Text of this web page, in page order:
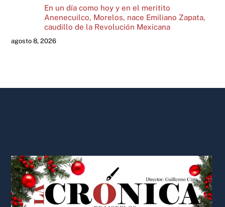
En un día como hoy y en el meritito
Anenecuilco, Morelos, nace Emiliano Zapata,
caudillo de la Revolución Mexicana
agosto 8, 2026
To
Top